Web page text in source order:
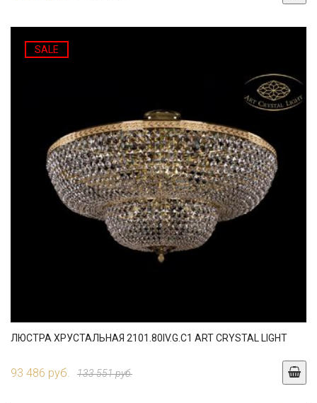
SALE
ЛЮСТРА ХРУСТАЛЬНАЯ 2101.80IV.G.C1 ART CRYSTAL LIGHT
93 486 руб. 133 551 руб.